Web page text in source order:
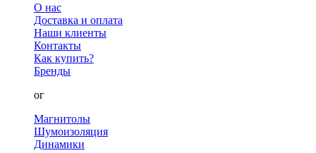
О нас
Доставка и оплата
Наши клиенты
Контакты
Как купить?
Бренды
Каталог
Магнитолы
Шумоизоляция
Динамики